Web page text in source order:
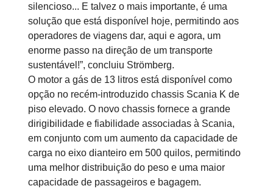
silencioso... E talvez o mais importante, é uma
solução que está disponível hoje, permitindo aos
operadores de viagens dar, aqui e agora, um
enorme passo na direção de um transporte
sustentável!”, concluiu Strömberg.
O motor a gás de 13 litros está disponível como
opção no recém-introduzido chassis Scania K de
piso elevado. O novo chassis fornece a grande
dirigibilidade e fiabilidade associadas à Scania,
em conjunto com um aumento da capacidade de
carga no eixo dianteiro em 500 quilos, permitindo
uma melhor distribuição do peso e uma maior
capacidade de passageiros e bagagem.